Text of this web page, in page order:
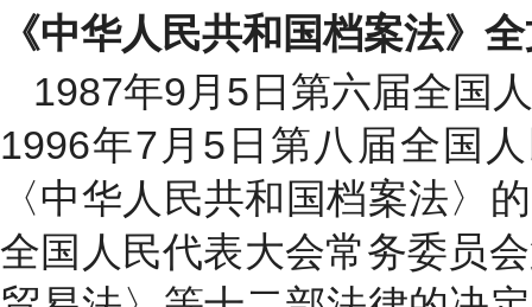
《中华人民共和国档案法》
1987年9月5日第六届全国
1996年7月5日第八届全国
〈中华人民共和国档案法〉
全国人民代表大会常务委员